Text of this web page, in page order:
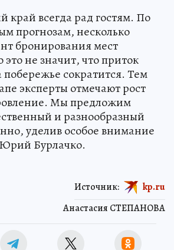
край всегда рад гостям. По
прогнозам, несколько
бронирования мест
не значит, что приток
сократится. Тем
эксперты отмечают рост
Мы предложим
и разнообразный
уделив особое внимание
Бурлачко.
Анастасия СТЕПАНОВА
Источник: kp.ru